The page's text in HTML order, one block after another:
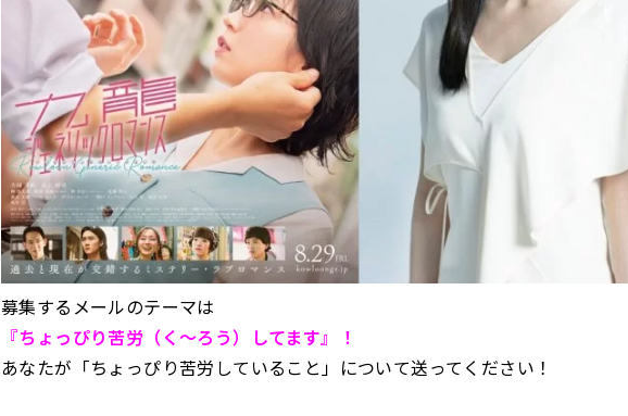
募集するメールのテーマは
『ちょっぴり苦労（く～ろう）してます』
！
あなたが「ちょっぴり苦労していること」について送ってください！